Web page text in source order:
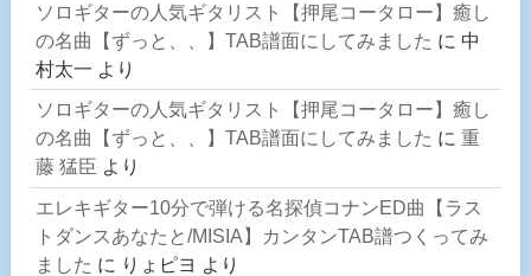
ソロギターの人気ギタリスト【押尾コータロー】癒し
の名曲【ずっと、、】TAB譜面にしてみました に 中
村太一 より
ソロギターの人気ギタリスト【押尾コータロー】癒し
の名曲【ずっと、、】TAB譜面にしてみました に 重
藤 猛臣 より
エレキギター10分で弾ける名探偵コナンED曲【ラス
トダンスあなたと/MISIA】カンタンTAB譜つくってみ
ました に りょピヨ より